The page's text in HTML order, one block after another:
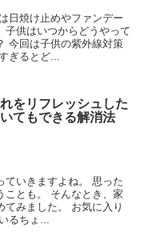
日焼け止めやファンデー
子供はいつからどうやって
今回は子供の紫外線対策
ぎるとど...
をリフレッシュした
てもできる解消法
ていきますよね。 思った
ことも。 そんなとき、家
てみました。 お気に入り
るちょ...